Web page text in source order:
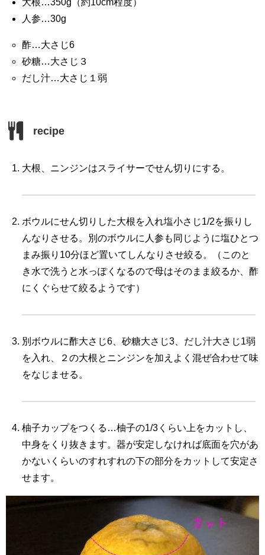
大根…350g（約10cm程度）
人参…30g
酢…大さじ6
砂糖…大さじ３
だし汁…大さじ１弱
recipe
大根、ニンジンはスライサーでせん切りにする。
ボウルにせん切りした大根を入れ塩小さじ1/2を振りし
んなりさせる。別のボウルに人参も同じように塩ひとつ
まみ振り10分ほど置いてしんなりさせ絞る。（このと
き水で洗うと水っぽくなるので母はそのまま絞るか、酢
にくぐらせて絞るようです）
別ボウルに酢大さじ6、砂糖大さじ3、だし汁大さじ1弱
を入れ、２の大根とニンジンを加えよく混ぜ合わせて味
をなじませる。
柚子カップをつくる…柚子の1/3くらい上をカットし、
中身をくり抜きます。器が安定しなければ底面を穴があ
かないくらいのすれすれの下の部分をカットして安定さ
せます。